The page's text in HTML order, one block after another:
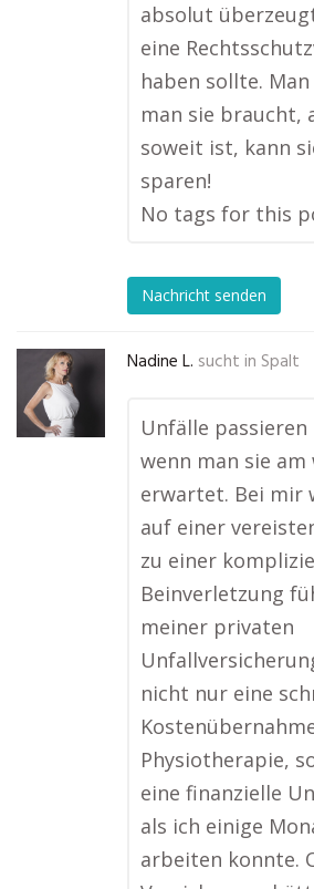
absolut
eine
haben sollte.
man sie braucht,
soweit ist, kann
sparen!
No tags for this
Nachricht senden
Nadine L. sucht in Spalt
Unfälle
wenn man sie
erwartet. Bei mir
auf einer
zu einer
Beinverletzung
meiner privaten
nicht nur eine
Physiotherapie,
eine finanzielle
als ich einige
arbeiten konnte.